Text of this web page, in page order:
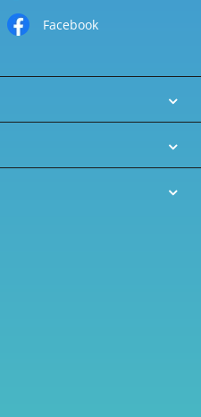
Facebook